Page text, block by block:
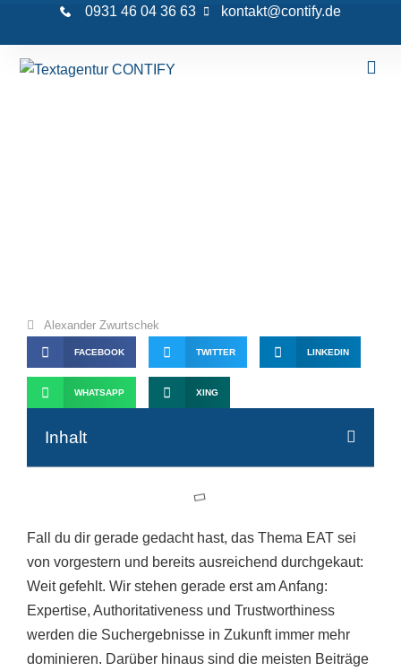
0931 46 04 36 63 kontakt@contify.de
Alexander Zwurtschek
FACEBOOK TWITTER LINKEDIN
WHATSAPP XING
Inhalt
Fall du dir gerade gedacht hast, das Thema EAT sei
von vorgestern und bereits ausreichend durchgekaut:
Weit gefehlt. Wir stehen gerade erst am Anfang:
Expertise, Authoritativeness und Trustworthiness
werden die Suchergebnisse in Zukunft immer mehr
dominieren. Darüber hinaus sind die meisten Beiträge